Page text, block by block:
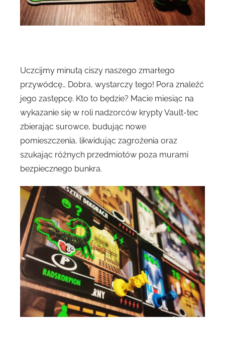
Uczcijmy minutą ciszy naszego zmarłego
przywódcę… Dobra, wystarczy tego! Pora znaleźć
jego zastępcę. Kto to będzie? Macie miesiąc na
wykazanie się w roli nadzorców krypty Vault-tec
zbierając surowce, budując nowe
pomieszczenia, likwidując zagrożenia oraz
szukając różnych przedmiotów poza murami
bezpiecznego bunkra.